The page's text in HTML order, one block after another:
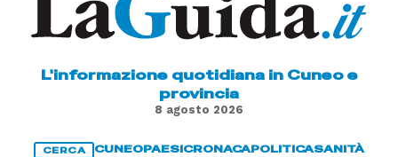
L'informazione quotidiana in Cuneo e
provincia
8 agosto 2026
CERCA CUNEOPAESICRONACAPOLITICASANITÀ